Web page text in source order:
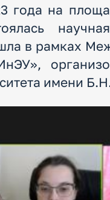
года на
в рамках
имени